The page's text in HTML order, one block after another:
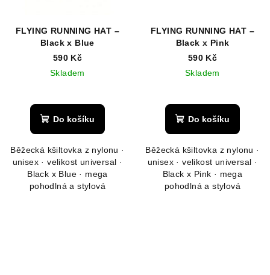
FLYING RUNNING HAT –
Black x Blue
590 Kč
Skladem
Do košíku
Běžecká kšiltovka z nylonu ·
unisex · velikost universal ·
Black x Blue · mega
pohodlná a stylová
FLYING RUNNING HAT –
Black x Pink
590 Kč
Skladem
Do košíku
Běžecká kšiltovka z nylonu ·
unisex · velikost universal ·
Black x Pink · mega
pohodlná a stylová